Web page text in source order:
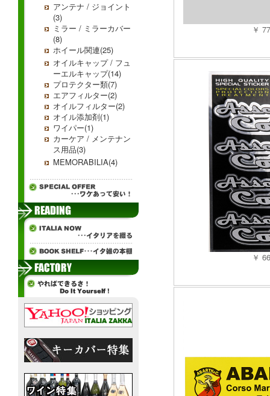
アンテナ / ジョイント
(3)
ミラー / ミラーカバー
(8)
ホイール関連(25)
オイルキャップ / フュ
ーエルキャップ(14)
プロテクター類(7)
エアフィルター(2)
オイルフィルター(2)
オイル添加剤(1)
ワイパー(1)
カーケア / メンテナン
ス用品(3)
MEMORABILIA(4)
￥
￥